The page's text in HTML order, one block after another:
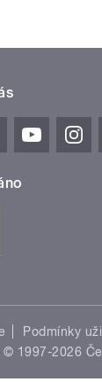
Podmínky
© 1997-2026